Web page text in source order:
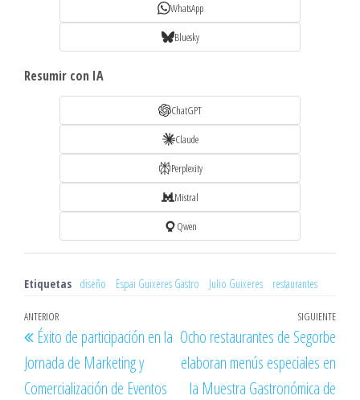
WhatsApp
Bluesky
Resumir con IA
ChatGPT
Claude
Perplexity
Mistral
Qwen
Etiquetas diseño Espai Guixeres Gastro Julio Guixeres restaurantes
Navegación
de
entradas
Entrada
anterior
ANTERIOR
Éxito de participación en la
Jornada de Marketing y
Comercialización de Eventos
SIGUIENTE
Ocho restaurantes de Segorbe
elaboran menús especiales en
la Muestra Gastronómica de